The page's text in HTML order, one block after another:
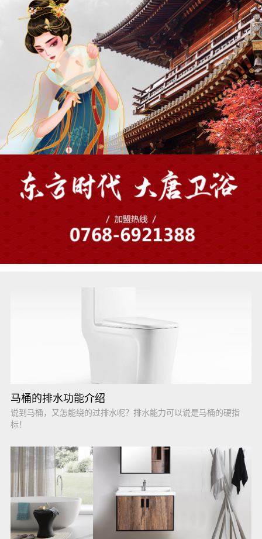
马桶的排水功能介绍
说到马桶，又怎能绕的过排水呢？排水能力可以说是马桶的硬指
标！​